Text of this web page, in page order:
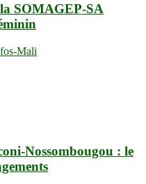
SOMAGEP-SA
Mali
Nossombougou : le